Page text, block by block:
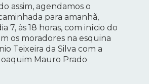
assim, agendamos o
para amanhã,
7, às 18 horas, com início do
os moradores na esquina
Teixeira da Silva com a
Mauro Prado